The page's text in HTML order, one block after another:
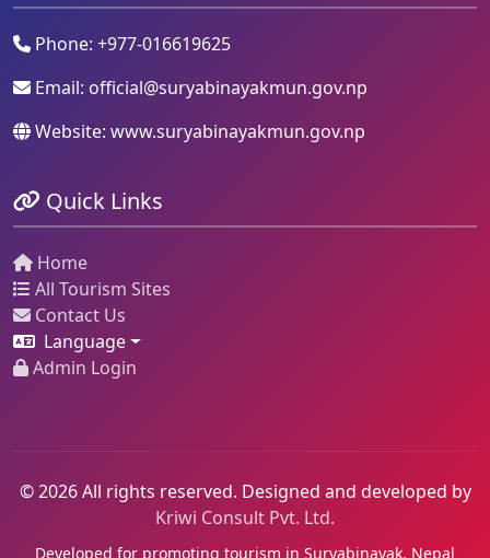
Phone: +977-016619625
Email: official@suryabinayakmun.gov.np
Website: www.suryabinayakmun.gov.np
Quick Links
Home
All Tourism Sites
Contact Us
Language
Admin Login
© 2026 All rights reserved. Designed and developed by
Kriwi Consult Pvt. Ltd.
Developed for promoting tourism in Suryabinayak, Nepal